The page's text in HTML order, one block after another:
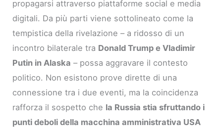
propagarsi attraverso piattaforme social e media
digitali. Da più parti viene sottolineato come la
tempistica della rivelazione – a ridosso di un
incontro bilaterale tra Donald Trump e Vladimir
Putin in Alaska – possa aggravare il contesto
politico. Non esistono prove dirette di una
connessione tra i due eventi, ma la coincidenza
rafforza il sospetto che la Russia stia sfruttando i
punti deboli della macchina amministrativa USA